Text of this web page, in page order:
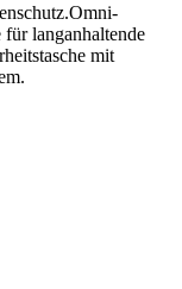
langanhaltende
mit